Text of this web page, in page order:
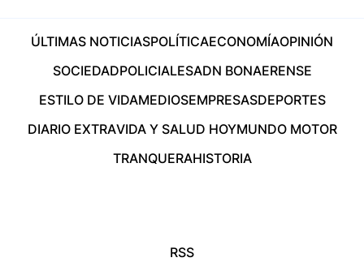
ÚLTIMAS NOTICIASPOLÍTICAECONOMÍAOPINIÓN
SOCIEDADPOLICIALESADN BONAERENSE
ESTILO DE VIDAMEDIOSEMPRESASDEPORTES
DIARIO EXTRAVIDA Y SALUD HOYMUNDO MOTOR
TRANQUERAHISTORIA
RSS